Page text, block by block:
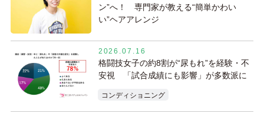
ン”へ！ 専門家が教える“簡単かわい
い”ヘアアレンジ
2026.07.16
格闘技女子の約8割が“尿もれ”を経験・不
安視 「試合成績にも影響」が多数派に
コンディショニング